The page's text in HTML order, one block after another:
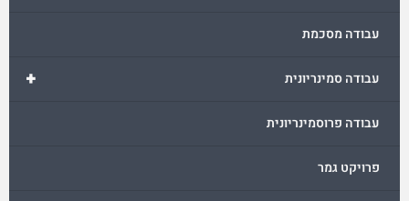
עבודה מסכמת
+ עבודה סמינריונית
עבודה פרוסמינריונית
פרויקט גמר